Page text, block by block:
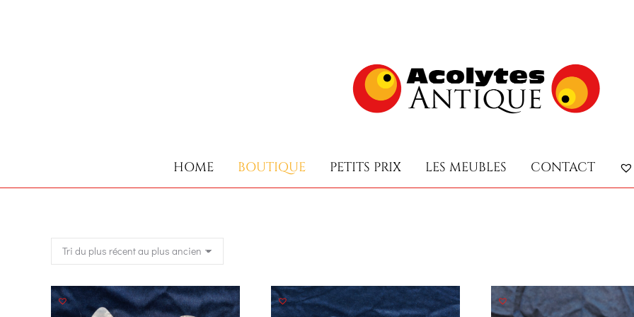
HOME BOUTIQUE PETITS PRIX LES MEUBLES CONTACT